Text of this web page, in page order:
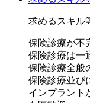
+:-:+:-:+:-:+:-:+:-:+:-
当院の診療コンセ
+:-:+:-:+:-:+:-:+:-:+:-
求めるスキル
保険診療が不
保険診療は一
保険診療全般
保険診療並び
インプラント